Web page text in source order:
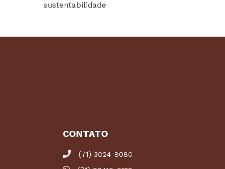
sustentabilidade
CONTATO
(71) 3024-8080